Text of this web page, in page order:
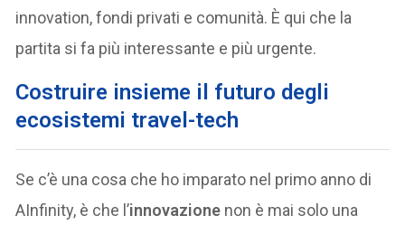
innovation, fondi privati e comunità. È qui che la
partita si fa più interessante e più urgente.
Costruire insieme il futuro degli
ecosistemi travel-tech
Se c’è una cosa che ho imparato nel primo anno di
AInfinity, è che l’innovazione non è mai solo una